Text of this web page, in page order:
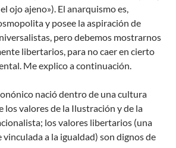
ojo ajeno»). El anarquismo es,
y posee la aspiración de
pero debemos mostrarnos
libertarios, para no caer en cierto
Me explico a continuación.
nació dentro de una cultura
los valores de la Ilustración y de la
los valores libertarios (una
a la igualdad) son dignos de